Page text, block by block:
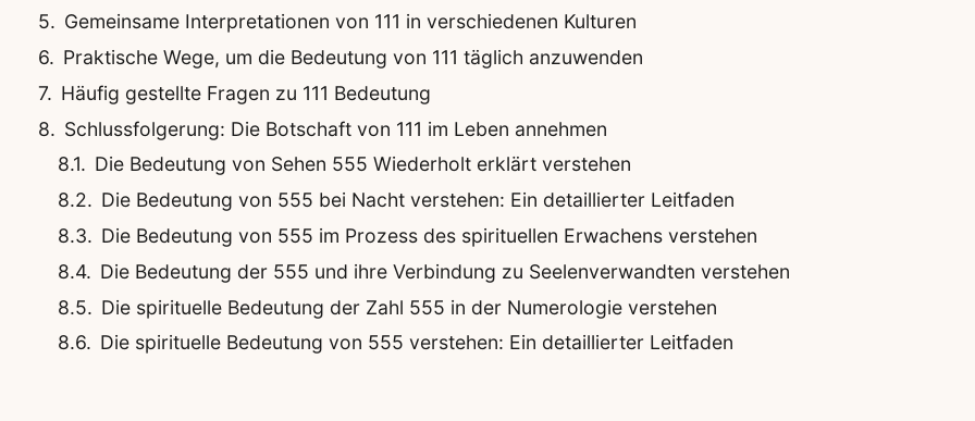
Gemeinsame Interpretationen von 111 in verschiedenen Kulturen
Praktische Wege, um die Bedeutung von 111 täglich anzuwenden
Häufig gestellte Fragen zu 111 Bedeutung
Schlussfolgerung: Die Botschaft von 111 im Leben annehmen
Die Bedeutung von Sehen 555 Wiederholt erklärt verstehen
Die Bedeutung von 555 bei Nacht verstehen: Ein detaillierter Leitfaden
Die Bedeutung von 555 im Prozess des spirituellen Erwachens verstehen
Die Bedeutung der 555 und ihre Verbindung zu Seelenverwandten verstehen
Die spirituelle Bedeutung der Zahl 555 in der Numerologie verstehen
Die spirituelle Bedeutung von 555 verstehen: Ein detaillierter Leitfaden